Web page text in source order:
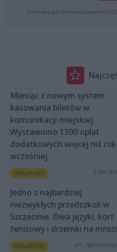
Formularz jest chroniony dzięki
Miesiąc z nowym system
kasowania biletów w
komunikacji miejskiej.
Wystawiono 1300 opłat
dodatkowych więcej niż rok
wcześniej
Aktualności 2 dni
Jedno z najbardziej
niezwykłych przedszkoli w
Szczecinie. Dwa języki, kort
tenisowy i drzemki na
Aktualności art.